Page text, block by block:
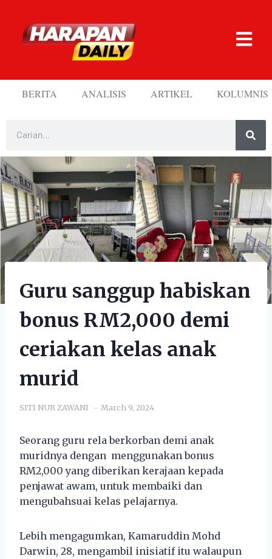
BERITA ANALISIS ARTIKEL KOLUMNIS
Guru sanggup habiskan
bonus RM2,000 demi
ceriakan kelas anak
murid
SITI NUR ZAWANI March 9, 2024
Seorang guru rela berkorban demi anak
muridnya dengan menggunakan bonus
RM2,000 yang diberikan kerajaan kepada
penjawat awam, untuk membaiki dan
mengubahsuai kelas pelajarnya.
Lebih mengagumkan, Kamaruddin Mohd
Darwin, 28, mengambil inisiatif itu walaupun